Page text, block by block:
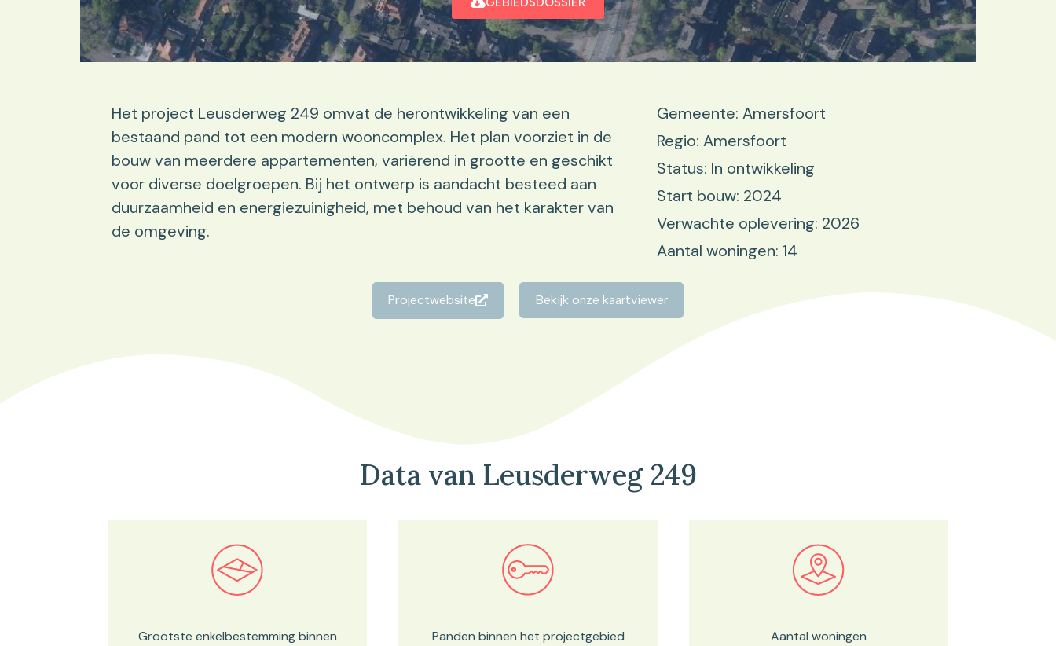
Het project Leusderweg 249 omvat de herontwikkeling van een
bestaand pand tot een modern wooncomplex. Het plan voorziet in de
bouw van meerdere appartementen, variërend in grootte en geschikt
voor diverse doelgroepen. Bij het ontwerp is aandacht besteed aan
duurzaamheid en energiezuinigheid, met behoud van het karakter van
de omgeving.
Gemeente: Amersfoort
Regio: Amersfoort
Status: In ontwikkeling
Start bouw: 2024
Verwachte oplevering: 2026
Aantal woningen: 14
Projectwebsite Bekijk onze kaartviewer
Data van Leusderweg 249
Bekijk in onze kaartviewer
Grootste enkelbestemming binnen
Bekijk in onze kaartviewer
Panden binnen het projectgebied
Bekijk in onze kaartviewer
Aantal woningen